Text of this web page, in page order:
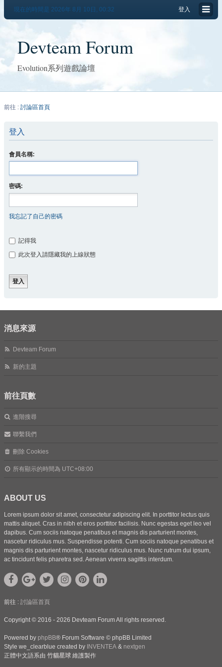
登入
現在的時間是 2026年 8月 10日, 00:32
Devteam Forum
Evolution系列遊戲論壇
前往 : 討論區首頁
登入
會員名稱:
密碼:
我忘記了自己的密碼
記得我
此次登入請隱藏我的上線狀態
消息來源
Devteam Forum
新的主題
前往頁數
進階搜尋
聯繫我們
刪除 Cookies
所有顯示的時間為 UTC+08:00
ABOUT US
Lorem ipsum dolor sit amet, consectetur adipiscing elit. In porttitor lectus quis
mattis aliquet. Cras in nibh et eros porttitor facilisis. Nunc egestas eget leo vel
dapibus. Cum sociis natoque penatibus et magnis dis parturient montes,
nascetur ridiculus mus. Suspendisse potenti. Cum sociis natoque penatibus et
magnis dis parturient montes, nascetur ridiculus mus. Nunc rutrum dui ipsum,
ac tincidunt felis pharetra sed. Aenean viverra sagittis interdum.
前往 : 討論區首頁
Copyright © 2016 - 2026 Devteam Forum All rights reserved.
Powered by phpBB® Forum Software © phpBB Limited
Style we_clearblue created by INVENTEA & nextgen
正體中文語系由 竹貓星球 維護製作